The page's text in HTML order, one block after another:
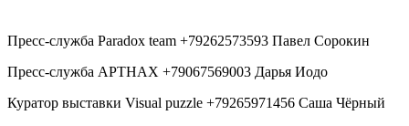
Пресс-служба Paradox team +79262573593 Павел Сорокин
Пресс-служба АРТНАХ +79067569003 Дарья Иодо
Куратор выставки Visual puzzle +79265971456 Саша Чёрный